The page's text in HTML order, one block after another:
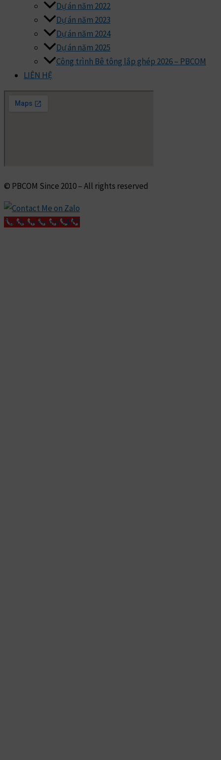
Dự án năm 2022
Dự án năm 2023
Dự án năm 2024
Dự án năm 2025
Công trình Bê tông lắp ghép 2026 – PBCOM
LIÊN HỆ
© PBCOM Since 2010 – All rights reserved
Tư vấn miễn phí 24/07